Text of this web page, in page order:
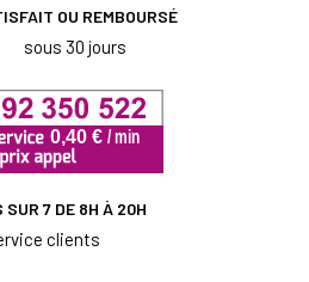
OU REMBOURSÉ
sous 30 jours
SUR 7 DE 8H À 20H
clients